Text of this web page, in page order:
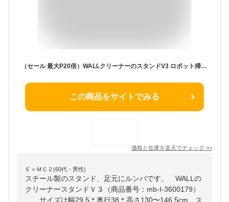
（セール 最大P20倍）WALLクリーナーのスタンドV3 ロボット掃除機設置機能付き オプションツール収納棚板付き ダイソン dyson コードレス スティッククリーナースタンド 収納 V10 V8 V7 V6 DC62 DC74 DC45 DC35 スチール製
この商品をサイトでみる
価格と在庫を楽天でチェック >>
Ｅ＝ＭＣ２(60代・男性)
スチール製のスタンド、足元にルンバです。 WALLの
クリーナースタンドＶ３（商品番号：mb-I-3600179）
。 サイズは幅29.5＊奥行38＊高さ130〜146.5cm、ス